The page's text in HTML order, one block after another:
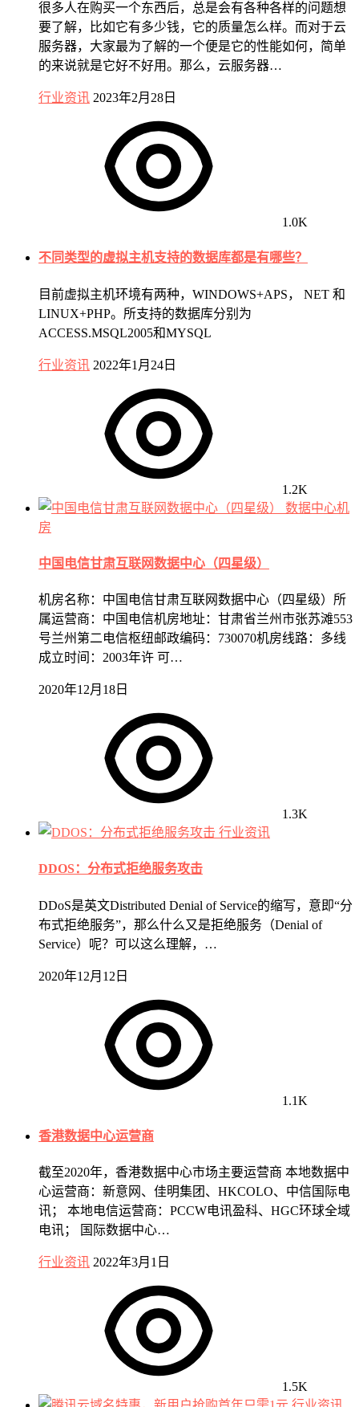
很多人在购买一个东西后，总是会有各种各样的问题想
要了解，比如它有多少钱，它的质量怎么样。而对于云
服务器，大家最为了解的一个便是它的性能如何，简单
的来说就是它好不好用。那么，云服务器…
行业资讯 2023年2月28日
1.0K
不同类型的虚拟主机支持的数据库都是有哪些？
目前虚拟主机环境有两种，WINDOWS+APS， NET 和
LINUX+PHP。所支持的数据库分别为
ACCESS.MSQL2005和MYSQL
行业资讯 2022年1月24日
1.2K
数据中心机
房
中国电信甘肃互联网数据中心（四星级）
机房名称：中国电信甘肃互联网数据中心（四星级）所
属运营商：中国电信机房地址：甘肃省兰州市张苏滩553
号兰州第二电信枢纽邮政编码：730070机房线路：多线
成立时间：2003年许 可…
2020年12月18日
1.3K
行业资讯
DDOS：分布式拒绝服务攻击
DDoS是英文Distributed Denial of Service的缩写，意即“分
布式拒绝服务”，那么什么又是拒绝服务（Denial of
Service）呢？可以这么理解，…
2020年12月12日
1.1K
香港数据中心运营商
截至2020年，香港数据中心市场主要运营商 本地数据中
心运营商：新意网、佳明集团、HKCOLO、中信国际电
讯； 本地电信运营商：PCCW电讯盈科、HGC环球全域
电讯； 国际数据中心…
行业资讯 2022年3月1日
1.5K